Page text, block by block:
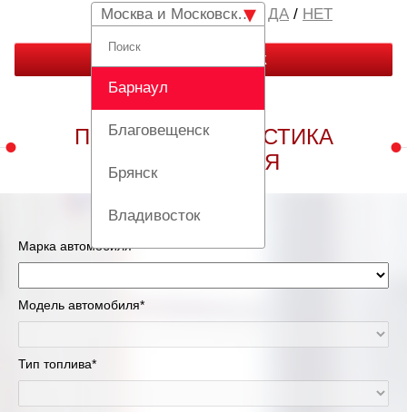
Москва и Московская область
Барнаул
Благовещенск
Брянск
Владивосток
Вологда
Екатеринбург
Казань
Киров
/ НЕТ
ЗАКАЗАТЬ ЗВОНОК
ПОЛНАЯ ДИАГНОСТИКА
АВТОМОБИЛЯ
Марка автомобиля*
Модель автомобиля*
Тип топлива*